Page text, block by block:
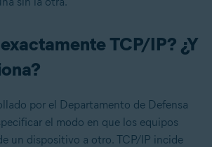
TCP/IP? ¿Y
por el Departamento de Defensa
el modo en que los equipos
un dispositivo a otro. TCP/IP incide